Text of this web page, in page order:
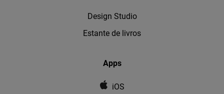
Design Studio
Estante de livros
Apps
iOS